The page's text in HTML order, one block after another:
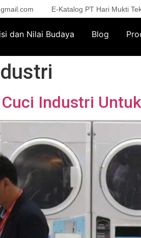
E-Katalog PT Hari Mukti
dan Nilai Budaya Blog
Industri